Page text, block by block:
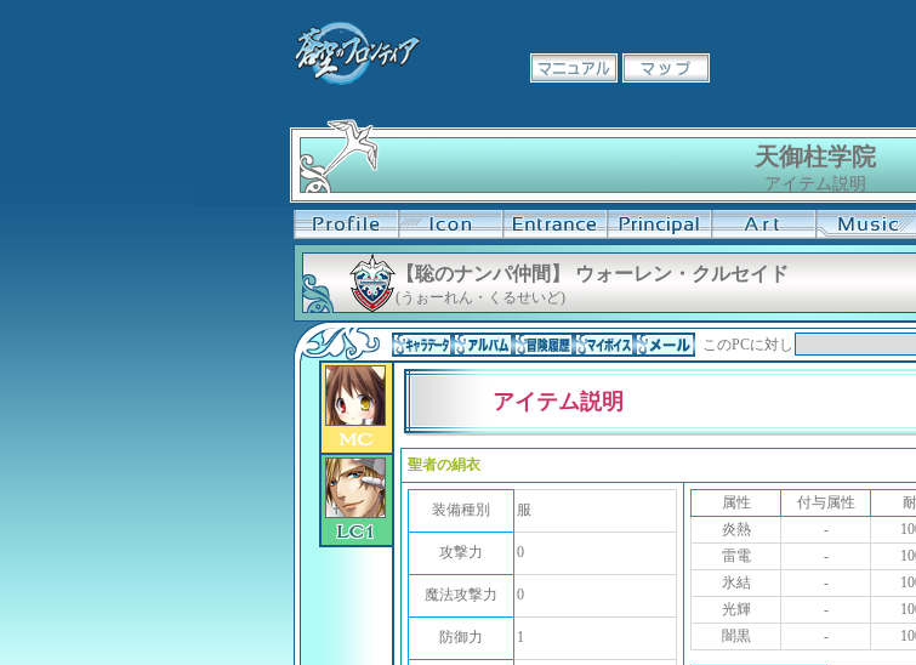
天御柱学院
アイテム説明
【聡のナンパ仲間】 ウォーレン・クルセイド
(うぉーれん・くるせいど)
このPCに対し
アイテム説明
聖者の絹衣
装備種別 服
攻撃力 0
魔法攻撃力 0
防御力 1
属性 付与属性
炎熱
-
雷電
-
氷結
-
光輝
-
闇黒
-